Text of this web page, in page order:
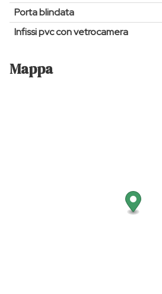
Porta blindata
Infissi pvc con vetrocamera
Mappa